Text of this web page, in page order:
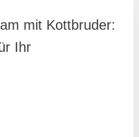
mit Kottbruder:
Ihr